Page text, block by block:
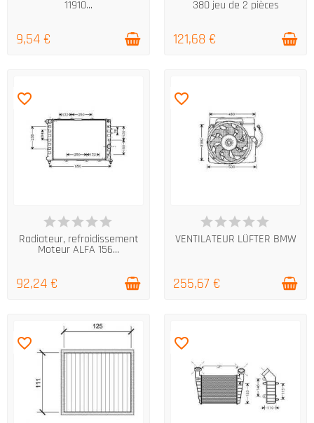
11910...
9,54 €
380 jeu de 2 pièces
121,68 €
DERNIERS ARTICLES EN STOCK
favorite_border
Radiateur, refroidissement
Moteur ALFA 156...
92,24 €
DERNIERS ARTICLES EN STOCK
favorite_border
VENTILATEUR LÜFTER BMW
255,67 €
favorite_border favorite_border